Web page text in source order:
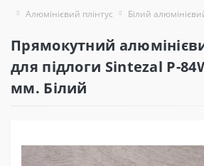
Алюмінієвий плінтус Білий
Прямокутний
для підлоги Sintezal P-
мм. Білий